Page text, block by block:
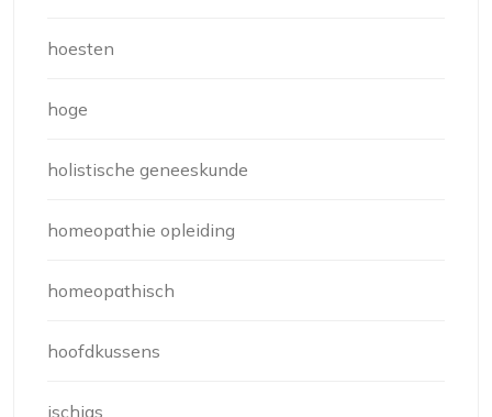
hoesten
hoge
holistische geneeskunde
homeopathie opleiding
homeopathisch
hoofdkussens
ischias